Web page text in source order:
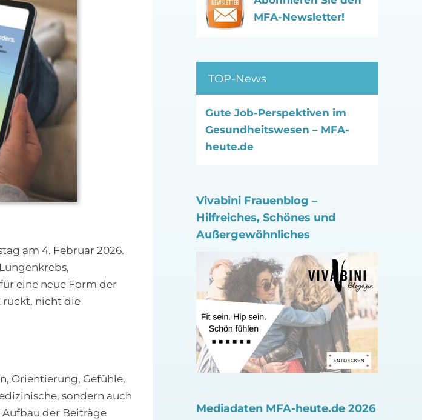
am 4. Februar 2026.
eine neue Form der
rückt, nicht die
Orientierung, Gefühle,
sondern auch
der Beiträge
MFA-Newsletter!
TOP-News
Gute Job-Perspektiven im
Gesundheitswesen – MFA-
heute.de
Vivabini Frauenblog –
Hilfreiches, Schönes und
Außergewöhnliches
Mediadaten MFA-heute.de 2026